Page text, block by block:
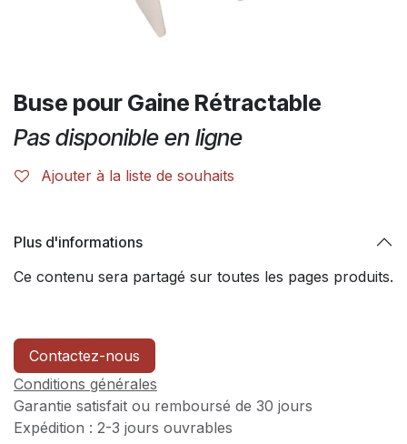
Buse pour Gaine Rétractable
Pas disponible en ligne
Ajouter à la liste de souhaits
Plus d'informations
Ce contenu sera partagé sur toutes les pages produits.
Contactez-nous
Conditions générales
Garantie satisfait ou remboursé de 30 jours
Expédition : 2-3 jours ouvrables